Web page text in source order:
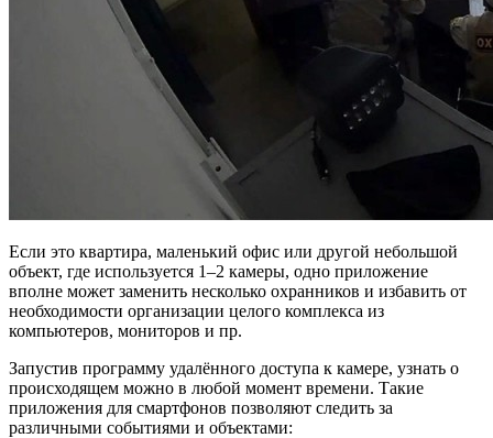
Если это квартира, маленький офис или другой небольшой
объект, где используется 1–2 камеры, одно приложение
вполне может заменить несколько охранников и избавить от
необходимости организации целого комплекса из
компьютеров, мониторов и пр.
Запустив программу удалённого доступа к камере, узнать о
происходящем можно в любой момент времени. Такие
приложения для смартфонов позволяют следить за
различными событиями и объектами: